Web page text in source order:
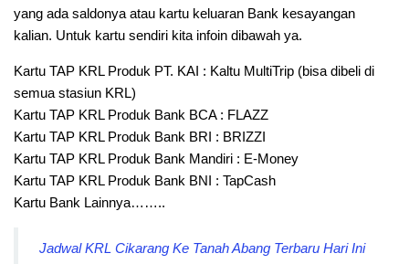
yang ada saldonya atau kartu keluaran Bank kesayangan
kalian. Untuk kartu sendiri kita infoin dibawah ya.
Kartu TAP KRL Produk PT. KAI : Kaltu MultiTrip (bisa dibeli di
semua stasiun KRL)
Kartu TAP KRL Produk Bank BCA : FLAZZ
Kartu TAP KRL Produk Bank BRI : BRIZZI
Kartu TAP KRL Produk Bank Mandiri : E-Money
Kartu TAP KRL Produk Bank BNI : TapCash
Kartu Bank Lainnya……..
Jadwal KRL Cikarang Ke Tanah Abang Terbaru Hari Ini